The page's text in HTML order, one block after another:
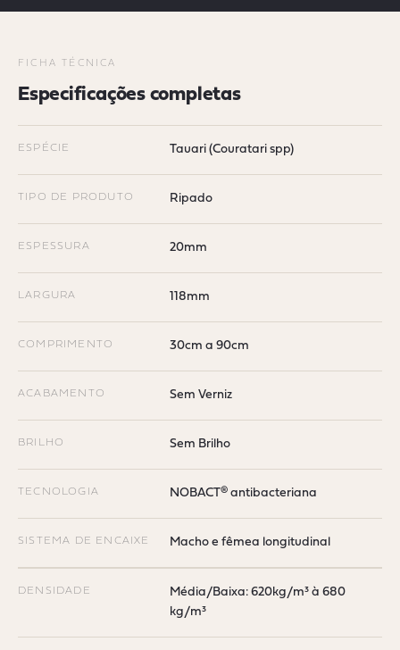
FICHA TÉCNICA
Especificações completas
ESPÉCIE Tauari (Couratari spp)
TIPO DE PRODUTO Ripado
ESPESSURA 20mm
LARGURA 118mm
COMPRIMENTO 30cm a 90cm
ACABAMENTO Sem Verniz
BRILHO Sem Brilho
TECNOLOGIA NOBACT® antibacteriana
SISTEMA DE ENCAIXE Macho e fêmea longitudinal
DENSIDADE
Média/Baixa: 620kg/m³ à 680
kg/m³